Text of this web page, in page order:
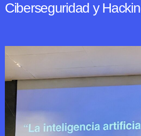
Ciberseguridad y